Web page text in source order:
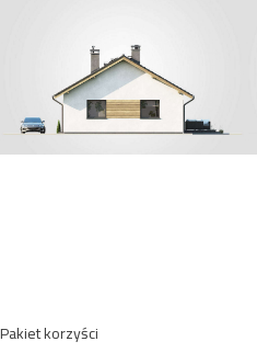
Pakiet korzyści